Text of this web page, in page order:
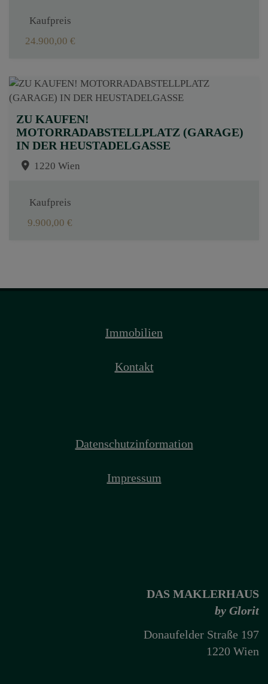
Kaufpreis
24.900,00 €
ZU KAUFEN!
MOTORRADABSTELLPLATZ (GARAGE)
IN DER HEUSTADELGASSE
1220 Wien
Kaufpreis
9.900,00 €
Immobilien
Kontakt
Datenschutzinformation
Impressum
DAS MAKLERHAUS
by Glorit
Donaufelder Straße 197
1220 Wien